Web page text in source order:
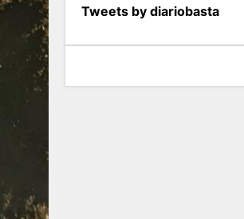
Tweets by diariobasta